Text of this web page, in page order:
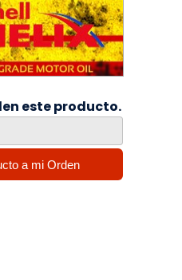
este producto.